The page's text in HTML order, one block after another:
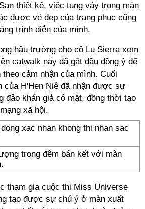
thiết kế, việc tung váy trong màn
được vẻ đẹp của trang phục cũng
trình diễn của mình.
hậu trường cho cô Lu Sierra xem
catwalk này đã gật đầu đồng ý để
cảm nhận của mình. Cuối
của H'Hen Niê đã nhận được sự
đảo khán giả có mặt, đồng thời tạo
xã hội.
trong đêm bán kết với màn
tham gia cuộc thi Miss Universe
tạo được sự chú ý ở màn xuất